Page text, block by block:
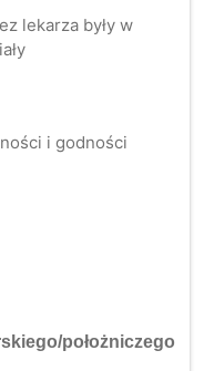
lekarza były w
i godności
położniczego